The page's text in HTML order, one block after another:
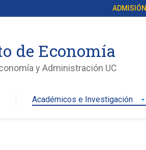
ADMISIÓN
de Economía
y Administración UC
Académicos e Investigación arrow_drop_down